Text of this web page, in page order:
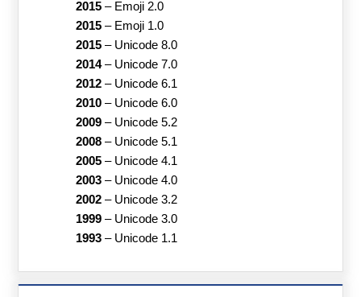
2015– Emoji 2.0
2015– Emoji 1.0
2015– Unicode 8.0
2014– Unicode 7.0
2012– Unicode 6.1
2010– Unicode 6.0
2009– Unicode 5.2
2008– Unicode 5.1
2005– Unicode 4.1
2003– Unicode 4.0
2002– Unicode 3.2
1999– Unicode 3.0
1993– Unicode 1.1